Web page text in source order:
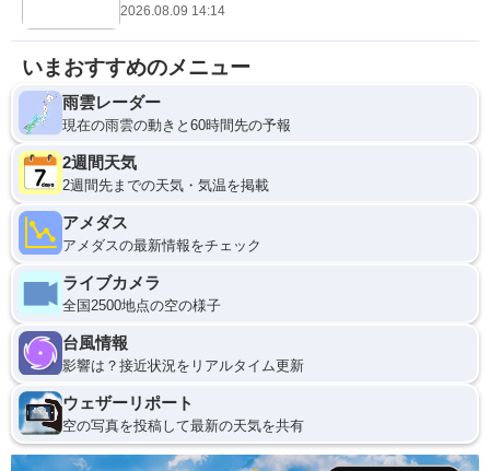
2026.08.09 14:14
いまおすすめのメニュー
雨雲レーダー
現在の雨雲の動きと60時間先の予報
2週間天気
2週間先までの天気・気温を掲載
アメダス
アメダスの最新情報をチェック
ライブカメラ
全国2500地点の空の様子
台風情報
影響は？接近状況をリアルタイム更新
ウェザーリポート
空の写真を投稿して最新の天気を共有